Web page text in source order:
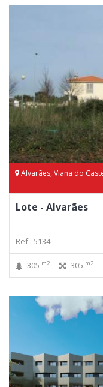
Alvarães, Viana do
Lote - Alvarães
Ref.: 5134
305 m2 305 m2